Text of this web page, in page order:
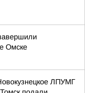
Омске
ЛПУМГ